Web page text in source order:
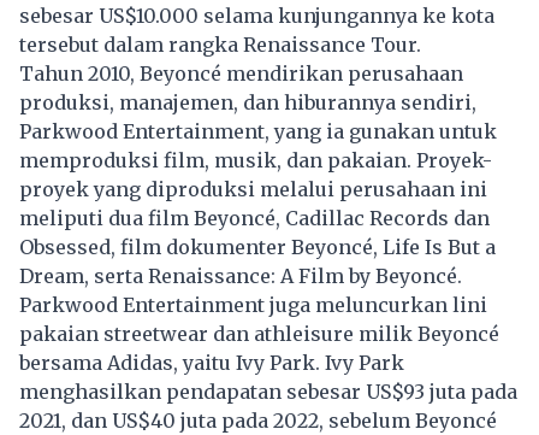
sebesar US$10.000 selama kunjungannya ke kota
tersebut dalam rangka Renaissance Tour.
Tahun 2010, Beyoncé mendirikan perusahaan
produksi, manajemen, dan hiburannya sendiri,
Parkwood Entertainment, yang ia gunakan untuk
memproduksi film, musik, dan pakaian. Proyek-
proyek yang diproduksi melalui perusahaan ini
meliputi dua film Beyoncé, Cadillac Records dan
Obsessed, film dokumenter Beyoncé, Life Is But a
Dream, serta Renaissance: A Film by Beyoncé.
Parkwood Entertainment juga meluncurkan lini
pakaian streetwear dan athleisure milik Beyoncé
bersama Adidas, yaitu Ivy Park. Ivy Park
menghasilkan pendapatan sebesar US$93 juta pada
2021, dan US$40 juta pada 2022, sebelum Beyoncé